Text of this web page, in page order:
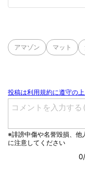
アマゾン マット